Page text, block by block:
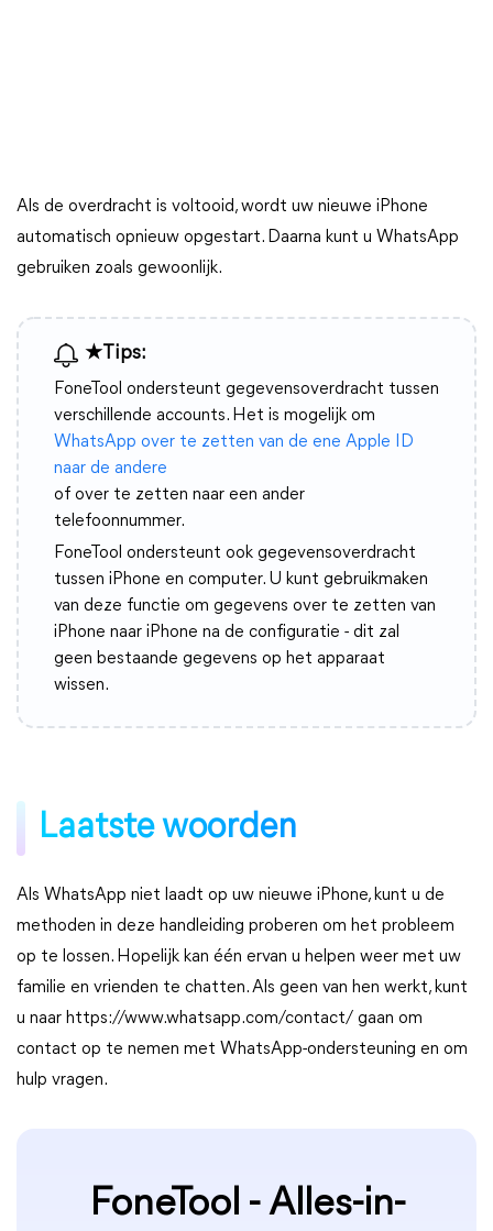
Als de overdracht is voltooid, wordt uw nieuwe iPhone
automatisch opnieuw opgestart. Daarna kunt u WhatsApp
gebruiken zoals gewoonlijk.
★Tips:
FoneTool ondersteunt gegevensoverdracht tussen
verschillende accounts. Het is mogelijk om
WhatsApp over te zetten van de ene Apple ID
naar de andere
of over te zetten naar een ander
telefoonnummer.
FoneTool ondersteunt ook gegevensoverdracht
tussen iPhone en computer. U kunt gebruikmaken
van deze functie om gegevens over te zetten van
iPhone naar iPhone na de configuratie - dit zal
geen bestaande gegevens op het apparaat
wissen.
Laatste woorden
Als WhatsApp niet laadt op uw nieuwe iPhone, kunt u de
methoden in deze handleiding proberen om het probleem
op te lossen. Hopelijk kan één ervan u helpen weer met uw
familie en vrienden te chatten. Als geen van hen werkt, kunt
u naar https://www.whatsapp.com/contact/ gaan om
contact op te nemen met WhatsApp-ondersteuning en om
hulp vragen.
FoneTool - Alles-in-